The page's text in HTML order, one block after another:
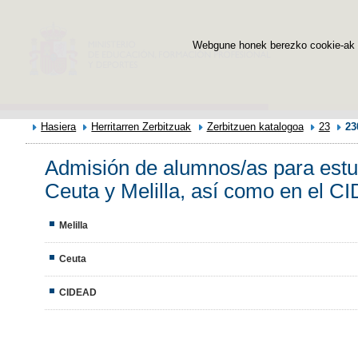
Webgune honek berezko cookie-
Hasiera Herritarren Zerbitzuak Zerbitzuen katalogoa 23
Admisión de alumnos/as para
Ceuta y Melilla, así como en el
Melilla
Ceuta
CIDEAD